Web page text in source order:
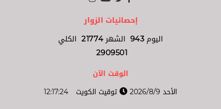
إحصائيات الزوار
اليوم943 الشهر21774 الكلي
2909501
الوقت الآن
الأحد 2026/8/9
توقيت الكويت 12:17:24